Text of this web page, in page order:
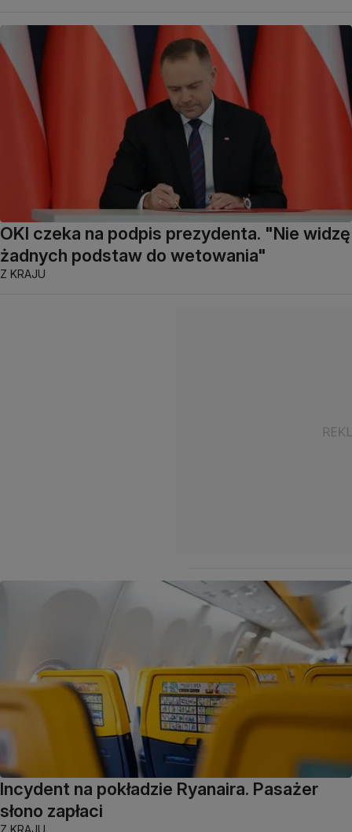
OKI czeka na podpis prezydenta. "Nie widzę
żadnych podstaw do wetowania"
Z KRAJU
Incydent na pokładzie Ryanaira. Pasażer
słono zapłaci